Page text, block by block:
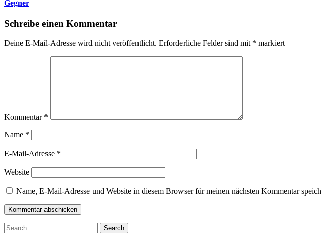
Gegner
Schreibe einen Kommentar
Deine E-Mail-Adresse wird nicht veröffentlicht. Erforderliche Felder sind mit * markiert
Kommentar *
Name *
E-Mail-Adresse *
Website
Name, E-Mail-Adresse und Website in diesem Browser für meinen nächsten Kommentar
Search
for: